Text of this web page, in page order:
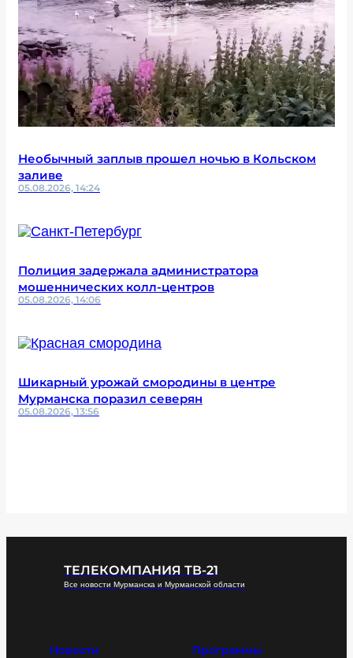
Необычный заплыв прошел ночью в Кольском
заливе
05.08.2026, 14:24
Полиция задержала администратора
мошеннических колл-центров
05.08.2026, 14:06
Шикарный урожай смородины в центре
Мурманска поразил северян
05.08.2026, 13:56
ТЕЛЕКОМПАНИЯ ТВ-21
Все новости Мурманска и Мурманской области
Новости Программы